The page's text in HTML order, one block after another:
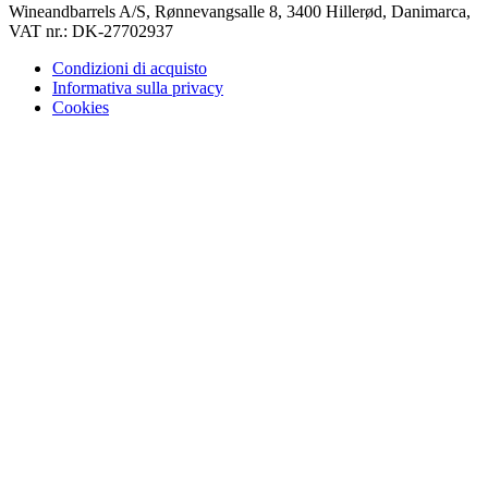
Wineandbarrels A/S, Rønnevangsalle 8, 3400 Hillerød, Danimarca,
VAT nr.: DK-27702937
Condizioni di acquisto
Informativa sulla privacy
Cookies